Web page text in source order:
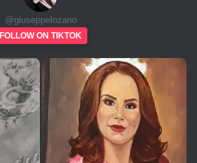
@giuseppelozano
FOLLOW ON TIKTOK